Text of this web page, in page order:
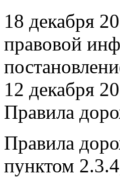
18 декабря
правовой
12 декабря
Правила
Правила
пунктом